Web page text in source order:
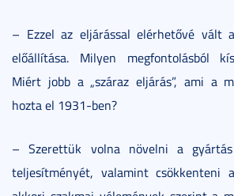
– Ezzel az eljárással elérhetővé vált
előállítása. Milyen megfontolásból
Miért jobb a „száraz eljárás”, ami a
hozta el 1931-ben?
– Szerettük volna növelni a
teljesítményét, valamint csökkenteni